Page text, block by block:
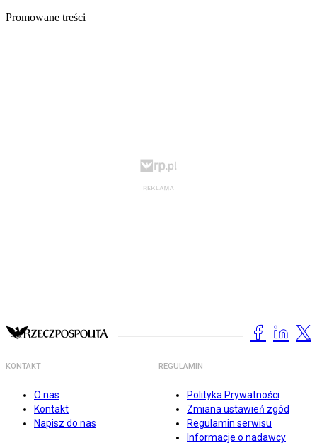
Promowane treści
KONTAKT
O nas
Kontakt
Napisz do nas
REGULAMIN
Polityka Prywatności
Zmiana ustawień zgód
Regulamin serwisu
Informacje o nadawcy